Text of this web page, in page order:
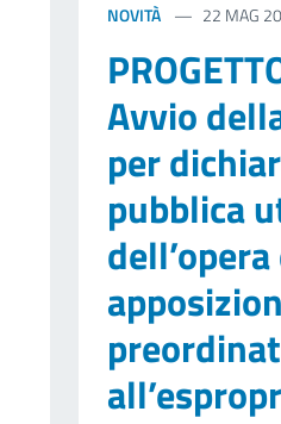
NOVITÀ 22 MAG
Avvio
per
pubblica
dell’opera